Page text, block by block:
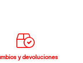
y devoluciones